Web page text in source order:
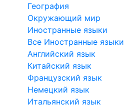
География
Окружающий мир
Иностранные языки
Все Иностранные языки
Английский язык
Китайский язык
Французский язык
Немецкий язык
Итальянский язык